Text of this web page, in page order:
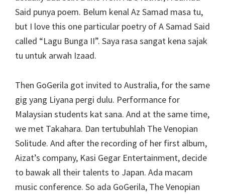
Said punya poem. Belum kenal Az Samad masa tu,
but I love this one particular poetry of A Samad Said
called “Lagu Bunga II”. Saya rasa sangat kena sajak
tu untuk arwah Izaad.
Then GoGerila got invited to Australia, for the same
gig yang Liyana pergi dulu. Performance for
Malaysian students kat sana. And at the same time,
we met Takahara. Dan tertubuhlah The Venopian
Solitude. And after the recording of her first album,
Aizat’s company, Kasi Gegar Entertainment, decide
to bawak all their talents to Japan. Ada macam
music conference. So ada GoGerila, The Venopian